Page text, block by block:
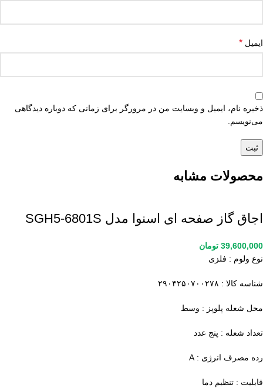
ایمیل *
ذخیره نام، ایمیل و وبسایت من در مرورگر برای زمانی که دوباره دیدگاهی
می‌نویسم.
محصولات مشابه
اجاق گاز صفحه ای اسنوا مدل SGH5-6801S
39,600,000 تومان
نوع ولوم : فلزی
شناسه کالا : ۲۹۰۴۲۵۰۷۰۰۲۷۸
محل شعله پلوپز : وسط
تعداد شعله : پنج عدد
رده مصرف انرژی : A
قابلیت : تنظیم دما